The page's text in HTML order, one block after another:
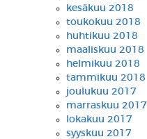
kesäkuu 2018
toukokuu 2018
huhtikuu 2018
maaliskuu 2018
helmikuu 2018
tammikuu 2018
joulukuu 2017
marraskuu 2017
lokakuu 2017
syyskuu 2017